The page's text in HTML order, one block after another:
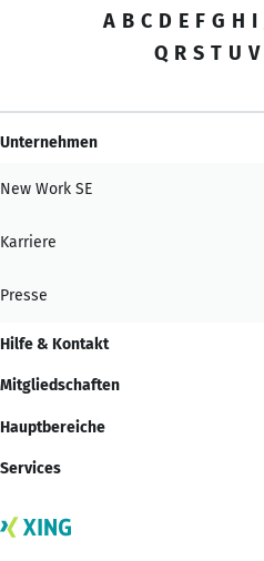
A B C D E F G H I
Q R S T U V
Unternehmen
New Work SE
Karriere
Presse
Hilfe & Kontakt
Mitgliedschaften
Hauptbereiche
Services